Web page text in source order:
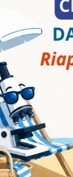
è la
compresa tra 12
in
ricevere il
la varicella o il
il fuoco di
può